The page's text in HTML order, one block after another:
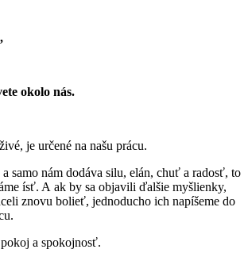
,
okolo nás.
je určené na našu prácu.
a samo nám dodáva silu, elán, chuť a radosť, to
ísť. A ak by sa objavili ďalšie myšlienky,
znovu bolieť, jednoducho ich napíšeme do
a spokojnosť.